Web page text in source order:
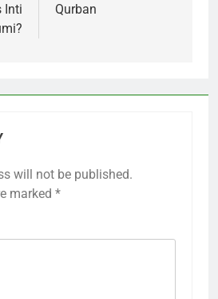
Inti
Qurban
will not be published.
marked *